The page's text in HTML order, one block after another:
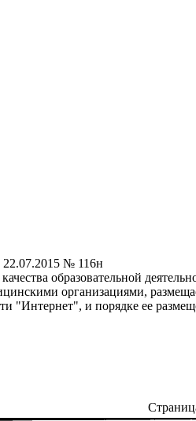
22.07.2015 № 116н
образовательной
организациями,
"Интернет", и порядке ее